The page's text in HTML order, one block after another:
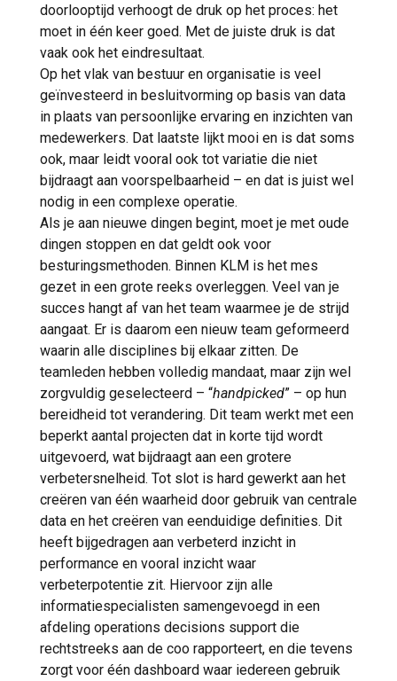
doorlooptijd verhoogt de druk op het proces: het
moet in één keer goed. Met de juiste druk is dat
vaak ook het eindresultaat.
Op het vlak van bestuur en organisatie is veel
geïnvesteerd in besluitvorming op basis van data
in plaats van persoonlijke ervaring en inzichten van
medewerkers. Dat laatste lijkt mooi en is dat soms
ook, maar leidt vooral ook tot variatie die niet
bijdraagt aan voorspelbaarheid – en dat is juist wel
nodig in een complexe operatie.
Als je aan nieuwe dingen begint, moet je met oude
dingen stoppen en dat geldt ook voor
besturingsmethoden. Binnen KLM is het mes
gezet in een grote reeks overleggen. Veel van je
succes hangt af van het team waarmee je de strijd
aangaat. Er is daarom een nieuw team geformeerd
waarin alle disciplines bij elkaar zitten. De
teamleden hebben volledig mandaat, maar zijn wel
zorgvuldig geselecteerd – “handpicked” – op hun
bereidheid tot verandering. Dit team werkt met een
beperkt aantal projecten dat in korte tijd wordt
uitgevoerd, wat bijdraagt aan een grotere
verbetersnelheid. Tot slot is hard gewerkt aan het
creëren van één waarheid door gebruik van centrale
data en het creëren van eenduidige definities. Dit
heeft bijgedragen aan verbeterd inzicht in
performance en vooral inzicht waar
verbeterpotentie zit. Hiervoor zijn alle
informatiespecialisten samengevoegd in een
afdeling operations decisions support die
rechtstreeks aan de coo rapporteert, en die tevens
zorgt voor één dashboard waar iedereen gebruik